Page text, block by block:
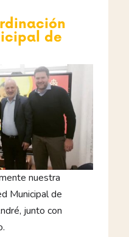
de
nuestra
Municipal de
junto con